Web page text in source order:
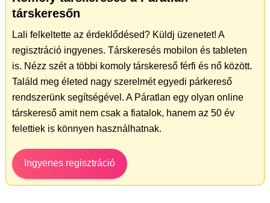
társkeresőn
Lali felkeltette az érdeklődésed? Küldj üzenetet! A
regisztráció ingyenes. Társkeresés mobilon és tableten
is. Nézz szét a többi komoly társkereső férfi és nő között.
Találd meg életed nagy szerelmét egyedi párkereső
rendszerünk segítségével. A Páratlan egy olyan online
társkereső amit nem csak a fiatalok, hanem az 50 év
felettiek is könnyen használhatnak.
Ingyenes regisztráció